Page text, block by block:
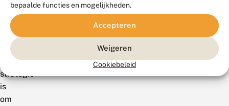
bepaalde functies en mogelijkheden.
Accepteren
Weigeren
Cookiebeleid
veel
energie
zijn
kwijtgeraakt.Een
andere
strategie
is
om